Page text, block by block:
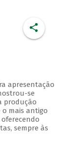
apresentação
se
produção
mais antigo
sempre às